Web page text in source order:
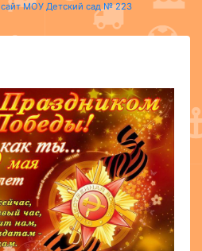
МОУ Детский сад № 223